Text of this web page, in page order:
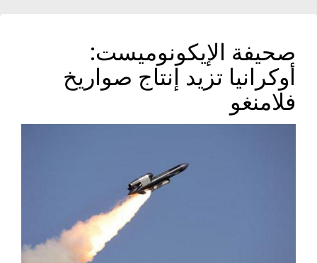
صحيفة الإيكونوميست:
أوكرانيا تزيد إنتاج صواريخ
فلامنغو